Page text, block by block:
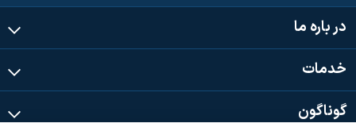
در باره ما
خدمات
گوناگون